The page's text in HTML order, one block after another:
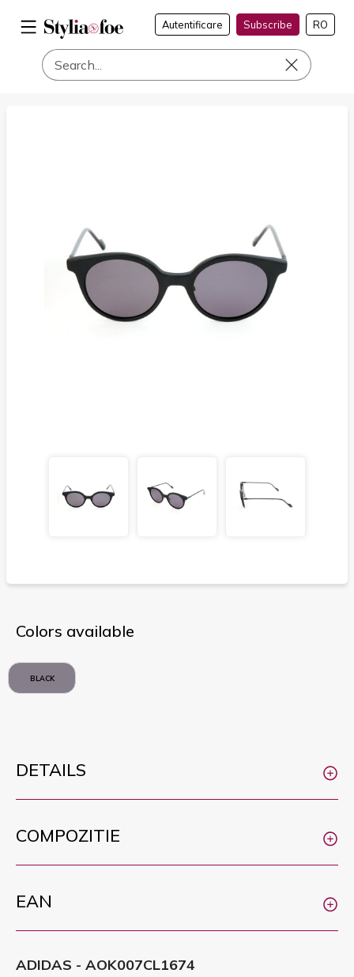
Autentificare Subscribe RO
Colors available
BLACK
DETAILS
COMPOZITIE
EAN
ADIDAS - AOK007CL1674